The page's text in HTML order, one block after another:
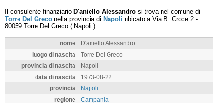
Il consulente finanziario D'aniello Alessandro si trova nel comune di
Torre Del Greco nella provincia di Napoli ubicato a Via B. Croce 2 -
80059 Torre Del Greco ( Napoli ).
nome
D'aniello Alessandro
luogo di nascita
Torre Del Greco
provincia di nascita
Napoli
data di nascita
1973-08-22
provincia
Napoli
regione
Campania